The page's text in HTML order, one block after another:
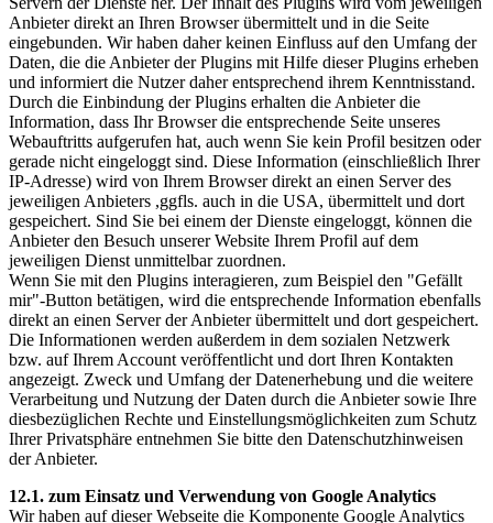
Anbieter direkt an Ihren Browser übermittelt und in die Seite
eingebunden. Wir haben daher keinen Einfluss auf den Umfang der
Daten, die die Anbieter der Plugins mit Hilfe dieser Plugins erheben
und informiert die Nutzer daher entsprechend ihrem Kenntnisstand.
Durch die Einbindung der Plugins erhalten die Anbieter die
Information, dass Ihr Browser die entsprechende Seite unseres
Webauftritts aufgerufen hat, auch wenn Sie kein Profil besitzen oder
gerade nicht eingeloggt sind. Diese Information (einschließlich Ihrer
IP-Adresse) wird von Ihrem Browser direkt an einen Server des
jeweiligen Anbieters ,ggfls. auch in die USA, übermittelt und dort
gespeichert. Sind Sie bei einem der Dienste eingeloggt, können die
Anbieter den Besuch unserer Website Ihrem Profil auf dem
jeweiligen Dienst unmittelbar zuordnen.
Wenn Sie mit den Plugins interagieren, zum Beispiel den "Gefällt
mir"-Button betätigen, wird die entsprechende Information ebenfalls
direkt an einen Server der Anbieter übermittelt und dort gespeichert.
Die Informationen werden außerdem in dem sozialen Netzwerk
bzw. auf Ihrem Account veröffentlicht und dort Ihren Kontakten
angezeigt. Zweck und Umfang der Datenerhebung und die weitere
Verarbeitung und Nutzung der Daten durch die Anbieter sowie Ihre
diesbezüglichen Rechte und Einstellungsmöglichkeiten zum Schutz
Ihrer Privatsphäre entnehmen Sie bitte den Datenschutzhinweisen
der Anbieter.
12.1. zum Einsatz und Verwendung von Google Analytics
Wir haben auf dieser Webseite die Komponente Google Analytics